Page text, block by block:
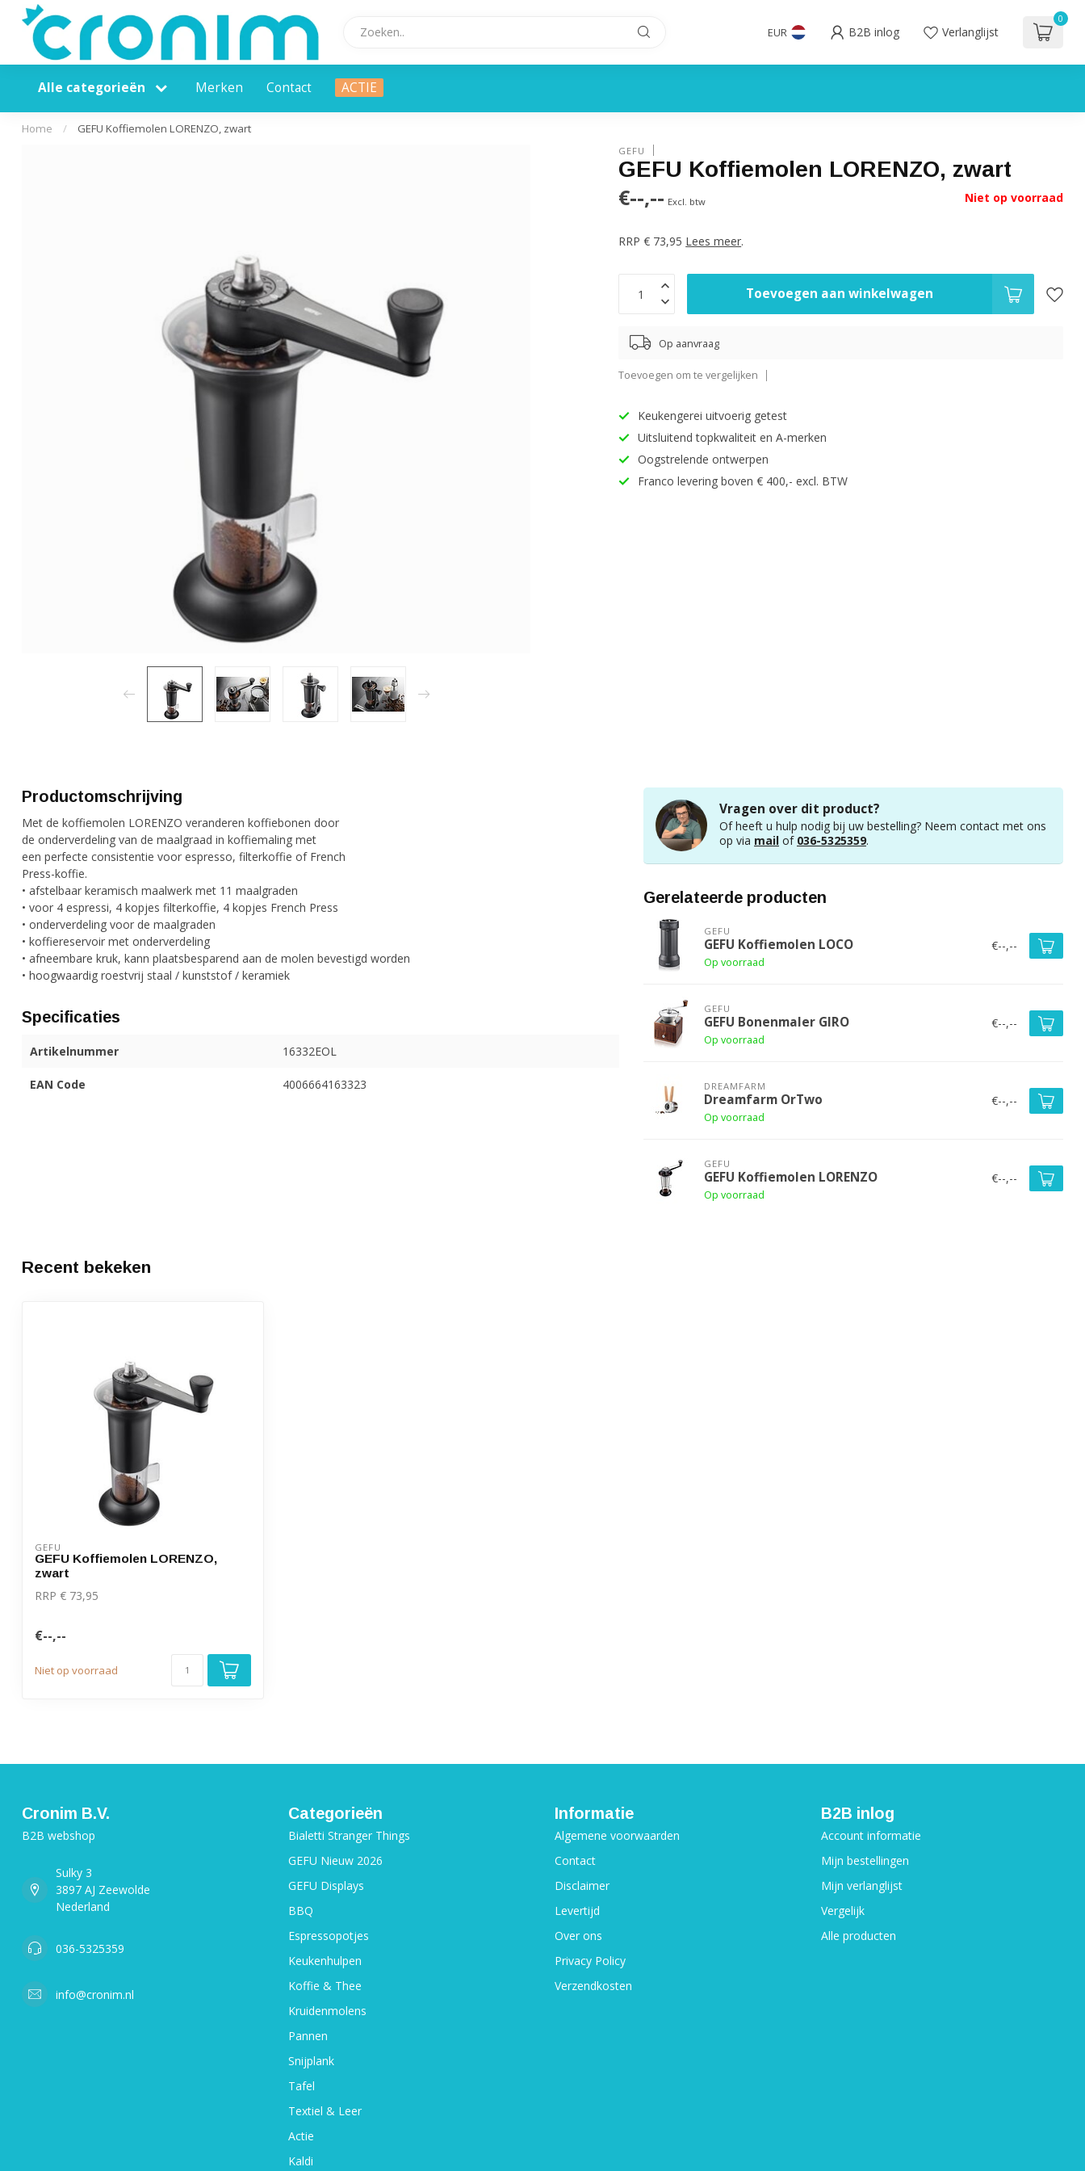
EUR B2B inlog Verlanglijst
0
Alle categorieën Merken Contact ACTIE
Home / GEFU Koffiemolen LORENZO, zwart
GEFU
GEFU Koffiemolen LORENZO, zwart
€--,-- Excl. btw Niet op voorraad
RRP € 73,95 Lees meer.
Toevoegen aan winkelwagen
Op aanvraag
Toevoegen om te vergelijken
Keukengerei uitvoerig getest
Uitsluitend topkwaliteit en A-merken
Oogstrelende ontwerpen
Franco levering boven € 400,- excl. BTW
Productomschrijving
Met de koffiemolen LORENZO veranderen koffiebonen door
de onderverdeling van de maalgraad in koffiemaling met
een perfecte consistentie voor espresso, filterkoffie of French
Press-koffie.
• afstelbaar keramisch maalwerk met 11 maalgraden
• voor 4 espressi, 4 kopjes filterkoffie, 4 kopjes French Press
• onderverdeling voor de maalgraden
• koffiereservoir met onderverdeling
• afneembare kruk, kann plaatsbesparend aan de molen bevestigd worden
• hoogwaardig roestvrij staal / kunststof / keramiek
Specificaties
Artikelnummer 16332EOL
EAN Code 4006664163323
Vragen over dit product?
Of heeft u hulp nodig bij uw bestelling? Neem contact met ons
op via mail of 036-5325359.
Gerelateerde producten
GEFU
GEFU Koffiemolen LOCO
Op voorraad
€--,--
GEFU
GEFU Bonenmaler GIRO
Op voorraad
€--,--
DREAMFARM
Dreamfarm OrTwo
Op voorraad
€--,--
GEFU
GEFU Koffiemolen LORENZO
Op voorraad
€--,--
Recent bekeken
GEFU
GEFU Koffiemolen LORENZO,
zwart
RRP € 73,95
€--,--
Niet op voorraad
Cronim B.V.
B2B webshop
Sulky 3
3897 AJ Zeewolde
Nederland
036-5325359
info@cronim.nl
Categorieën
Bialetti Stranger Things
GEFU Nieuw 2026
GEFU Displays
BBQ
Espressopotjes
Keukenhulpen
Koffie & Thee
Kruidenmolens
Pannen
Snijplank
Tafel
Textiel & Leer
Actie
Kaldi
Informatie
Algemene voorwaarden
Contact
Disclaimer
Levertijd
Over ons
Privacy Policy
Verzendkosten
B2B inlog
Account informatie
Mijn bestellingen
Mijn verlanglijst
Vergelijk
Alle producten